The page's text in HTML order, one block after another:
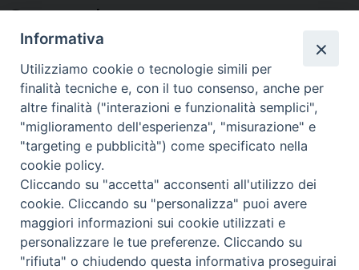
Settembre
@2022 - Istituto Superiore di Scienze Religiose di Milano, via
Cavalieri del Santo Sepolcro 3 - Milano
Informativa
Utilizziamo cookie o tecnologie simili per
finalità tecniche e, con il tuo consenso, anche per
altre finalità ("interazioni e funzionalità semplici",
"miglioramento dell'esperienza", "misurazione" e
"targeting e pubblicità") come specificato nella
cookie policy.
Cliccando su "accetta" acconsenti all'utilizzo dei
cookie. Cliccando su "personalizza" puoi avere
maggiori informazioni sui cookie utilizzati e
personalizzare le tue preferenze. Cliccando su
"rifiuta" o chiudendo questa informativa proseguirai